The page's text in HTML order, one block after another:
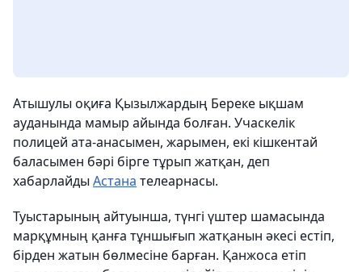
Атышулы оқиға Қызылжардың Береке ықшам
ауданында мамыр айында болған. Учаскелік
полицей ата-анасымен, жарымен, екі кішкентай
баласымен бәрі бірге тұрып жатқан, деп
хабарлайды Астана телеарнасы.
Туыстарының айтуынша, түнгі үштер шамасында
марқұмның қанға тұншығып жатқанын әкесі естіп,
бірден жатын бөлмесіне барған. Қанжоса етіп